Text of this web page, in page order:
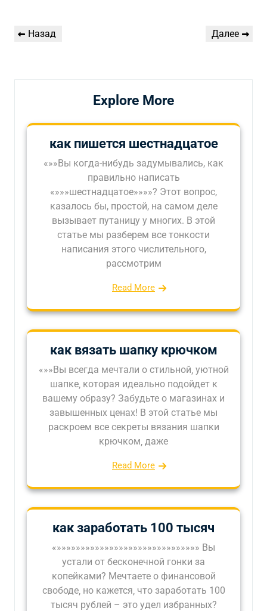
по
Предыдущая
Назад
Следующая
Далее
Explore More
как пишется шестнадцатое
«»»Вы когда-нибудь задумывались, как
правильно написать
«»»»шестнадцатое»»»»? Этот вопрос,
казалось бы, простой, на самом деле
вызывает путаницу у многих. В этой
статье мы разберем все тонкости
написания этого числительного,
рассмотрим
Read More
как вязать шапку крючком
«»»Вы всегда мечтали о стильной‚ уютной
шапке‚ которая идеально подойдет к
вашему образу? Забудьте о магазинах и
завышенных ценах! В этой статье мы
раскроем все секреты вязания шапки
крючком‚ даже
Read More
как заработать 100 тысяч
«»»»»»»»»»»»»»»»»»»»»»»»»»»»»»» Вы
устали от бесконечной гонки за
копейками? Мечтаете о финансовой
свободе‚ но кажется‚ что заработать 100
тысяч рублей – это удел избранных?